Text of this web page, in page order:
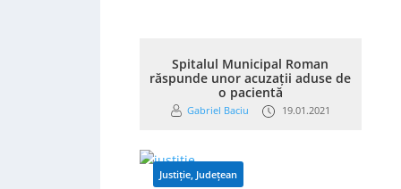
Spitalul Municipal Roman
răspunde unor acuzații aduse de
o pacientă
Gabriel Baciu 19.01.2021
Justiție, Județean